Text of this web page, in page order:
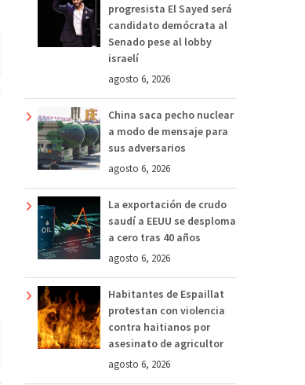
progresista El Sayed será
candidato demócrata al
Senado pese al lobby
israelí
agosto 6, 2026
China saca pecho nuclear
a modo de mensaje para
sus adversarios
agosto 6, 2026
La exportación de crudo
saudí a EEUU se desploma
a cero tras 40 años
agosto 6, 2026
Habitantes de Espaillat
protestan con violencia
contra haitianos por
asesinato de agricultor
agosto 6, 2026